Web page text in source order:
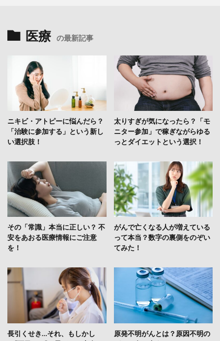
医療 の最新記事
ニキビ・アトピーに悩んだら？
「治験に参加する」という新し
い選択肢！
太りすぎが気になったら？「モ
ニター参加」で稼ぎながらゆる
っとダイエットという選択！
その「常識」本当に正しい？ 不
安をあおる医療情報にご注意
を！
がんで亡くなる人が増えている
って本当？数字の裏側をのぞい
てみた！
長引くせき…それ、もしかし
原発不明がんとは？原因不明の